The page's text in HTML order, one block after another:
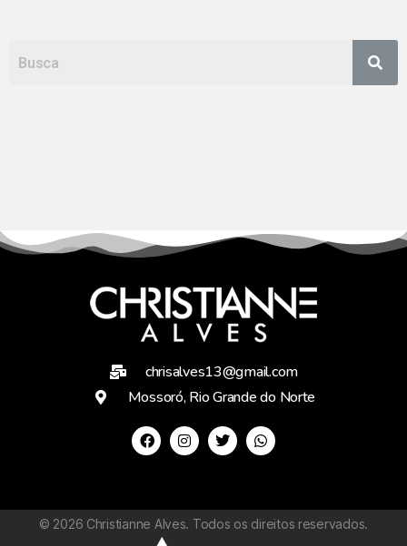
chrisalves13@gmail.com
Mossoró, Rio Grande do Norte
© 2026 Christianne Alves. Todos os direitos reservados.